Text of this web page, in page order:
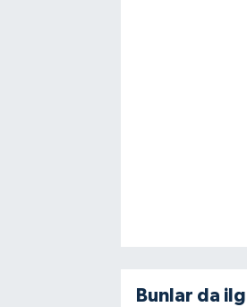
Bunlar da